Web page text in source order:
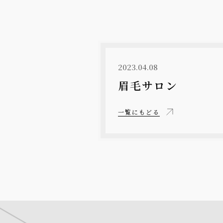
2023.04.08
眉毛サロン
一覧にもどる